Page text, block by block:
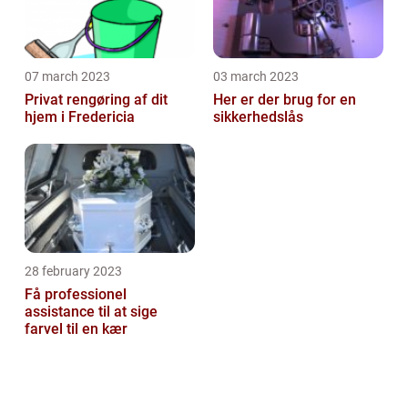
07 march 2023
Privat rengøring af dit
hjem i Fredericia
03 march 2023
Her er der brug for en
sikkerhedslås
28 february 2023
Få professionel
assistance til at sige
farvel til en kær